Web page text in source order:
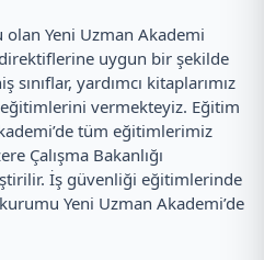
Yeni Uzman Akademi
direktiflerine uygun bir şekilde
yardımcı kitaplarımız
vermekteyiz. Eğitim
tüm eğitimlerimiz
Çalışma Bakanlığı
İş güvenliği eğitimlerinde
Yeni Uzman Akademi’de